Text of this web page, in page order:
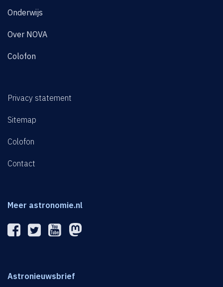
Onderwijs
Over NOVA
Colofon
Privacy statement
Sitemap
Colofon
Contact
Meer astronomie.nl
Astronieuwsbrief